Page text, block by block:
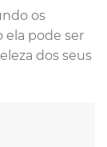
os
ela pode ser
dos seus